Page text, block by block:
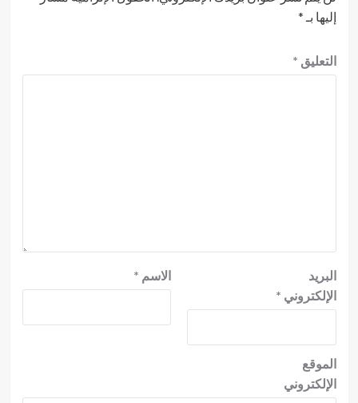
إليها بـ *
التعليق *
الاسم *
البريد
الإلكتروني *
الموقع
الإلكتروني